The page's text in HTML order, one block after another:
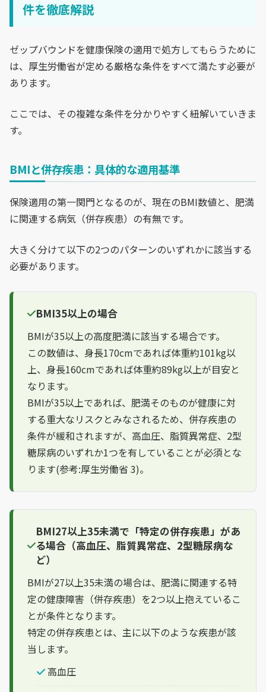
件を徹底解説
ゼップバウンドを健康保険の適用で処方してもらうために
は、厚生労働省が定める厳格な条件をすべて満たす必要が
あります。
ここでは、その複雑な条件を分かりやすく紐解いていきま
す。
BMIと併存疾患：具体的な適用基準
保険適用の第一関門となるのが、現在のBMI数値と、肥満
に関連する病気（併存疾患）の有無です。
大きく分けて以下の2つのパターンのいずれかに該当する
必要があります。
BMI35以上の場合
BMIが35以上の高度肥満に該当する場合です。
この数値は、身長170cmであれば体重約101kg以
上、身長160cmであれば体重約89kg以上が目安と
なります。
BMIが35以上であれば、肥満そのものが健康に対
する重大なリスクとみなされるため、併存疾患の
条件が緩和されますが、高血圧、脂質異常症、2型
糖尿病のいずれか1つを有していることが必須とな
ります(参考:厚生労働省 3)。
BMI27以上35未満で「特定の併存疾患」があ
る場合（高血圧、脂質異常症、2型糖尿病な
ど）
BMIが27以上35未満の場合は、肥満に関連する特
定の健康障害（併存疾患）を2つ以上抱えているこ
とが条件となります。
特定の併存疾患とは、主に以下のような疾患が該
当します。
高血圧